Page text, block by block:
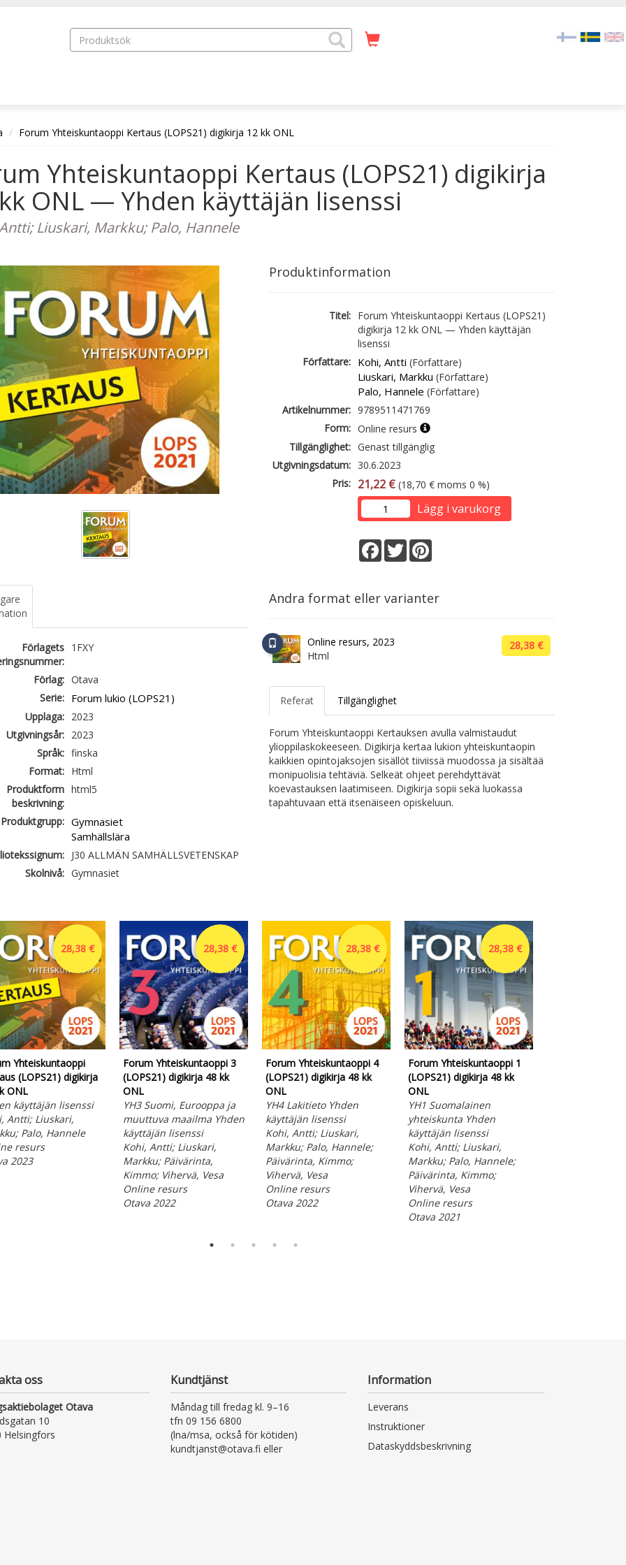
Forum Yhteiskuntaoppi Kertaus (LOPS21) digikirja 12 kk ONL
Yhteiskuntaoppi Kertaus (LOPS21) digikirja
ONL — Yhden käyttäjän lisenssi
Liuskari, Markku; Palo, Hannele
Produktinformation
Titel: Forum Yhteiskuntaoppi Kertaus (LOPS21)
digikirja 12 kk ONL — Yhden käyttäjän
lisenssi
Författare: Kohi, Antti (Författare)
Liuskari, Markku (Författare)
Palo, Hannele (Författare)
Artikelnummer: 9789511471769
Form: Online resurs
Tillgänglighet: Genast tillgänglig
Utgivningsdatum: 30.6.2023
Pris: 21,22 € (18,70 € moms 0 %)
Lägg i varukorg
Facebook
Twitter
Förlagets
1FXY
Förlag: Otava
Serie:
Forum lukio (LOPS21)
Upplaga:
2023
Utgivningsår:
2023
Språk: finska
Format:
Html
Produktform
beskrivning:
html5
Produktgrupp: Gymnasiet
Samhällslära
J30 ALLMÄN SAMHÄLLSVETENSKAP
Skolnivå: Gymnasiet
Andra format eller varianter
Online resurs, 2023
Html
28,38 €
Referat Tillgänglighet
Forum Yhteiskuntaoppi Kertauksen avulla valmistaudut
ylioppilaskokeeseen. Digikirja kertaa lukion yhteiskuntaopin
kaikkien opintojaksojen sisällöt tiiviissä muodossa ja sisältää
monipuolisia tehtäviä. Selkeät ohjeet perehdyttävät
koevastauksen laatimiseen. Digikirja sopii sekä luokassa
tapahtuvaan että itsenäiseen opiskeluun.
28,38 €
Yhteiskuntaoppi
(LOPS21) digikirja
ONL
käyttäjän lisenssi
Antti; Liuskari,
Palo, Hannele
resurs
2023
28,38 €
Forum Yhteiskuntaoppi 3
(LOPS21) digikirja 48 kk
ONL
YH3 Suomi, Eurooppa ja
muuttuva maailma Yhden
käyttäjän lisenssi
Kohi, Antti; Liuskari,
Markku; Päivärinta,
Kimmo; Vihervä, Vesa
Online resurs
Otava 2022
28,38 €
Forum Yhteiskuntaoppi 4
(LOPS21) digikirja 48 kk
ONL
YH4 Lakitieto Yhden
käyttäjän lisenssi
Kohi, Antti; Liuskari,
Markku; Palo, Hannele;
Päivärinta, Kimmo;
Vihervä, Vesa
Online resurs
Otava 2022
28,38 €
Forum Yhteiskuntaoppi 1
(LOPS21) digikirja 48 kk
ONL
YH1 Suomalainen
yhteiskunta Yhden
käyttäjän lisenssi
Kohi, Antti; Liuskari,
Markku; Palo, Hannele;
Päivärinta, Kimmo;
Vihervä, Vesa
Online resurs
Otava 2021
oss
Otava
10
Helsingfors
Kundtjänst
Måndag till fredag kl. 9–16
tfn 09 156 6800
(lna/msa, också för kötiden)
kundtjanst@otava.fi eller
Information
Leverans
Instruktioner
Dataskyddsbeskrivning